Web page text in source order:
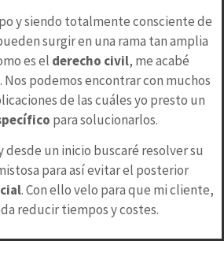
y siendo totalmente consciente de
surgir en una rama tan amplia
es el derecho civil, me acabé
podemos encontrar con muchos
de las cuáles yo presto un
para solucionarlos.
desde un inicio buscaré resolver su
para así evitar el posterior
. Con ello velo para que mi cliente,
reducir tiempos y costes.